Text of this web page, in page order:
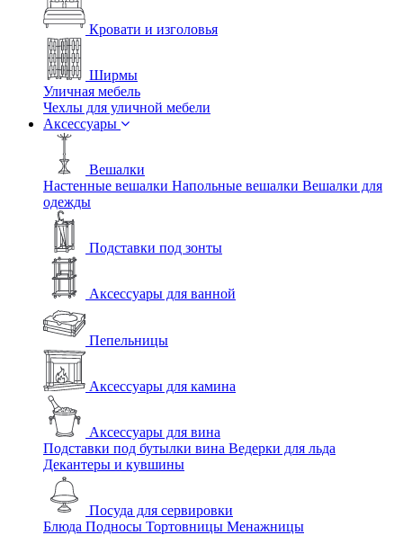
Кровати и изголовья
Ширмы
Уличная мебель
Чехлы для уличной мебели
Аксессуары
Вешалки
Настенные вешалки Напольные вешалки Вешалки для
одежды
Подставки под зонты
Аксессуары для ванной
Пепельницы
Аксессуары для камина
Аксессуары для вина
Подставки под бутылки вина Ведерки для льда
Декантеры и кувшины
Посуда для сервировки
Блюда Подносы Тортовницы Менажницы